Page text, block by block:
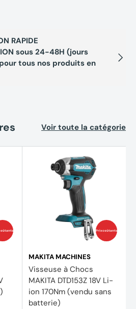
RAPIDE
sous 24-48H (jours
tous nos produits en
Voir toute la catégorie
Prix coûtants
MAKITA MACHINES
Visseuse à Chocs
MAKITA DTD153Z 18V Li-
ion 170Nm (vendu sans
batterie)